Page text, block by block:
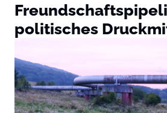
politisches